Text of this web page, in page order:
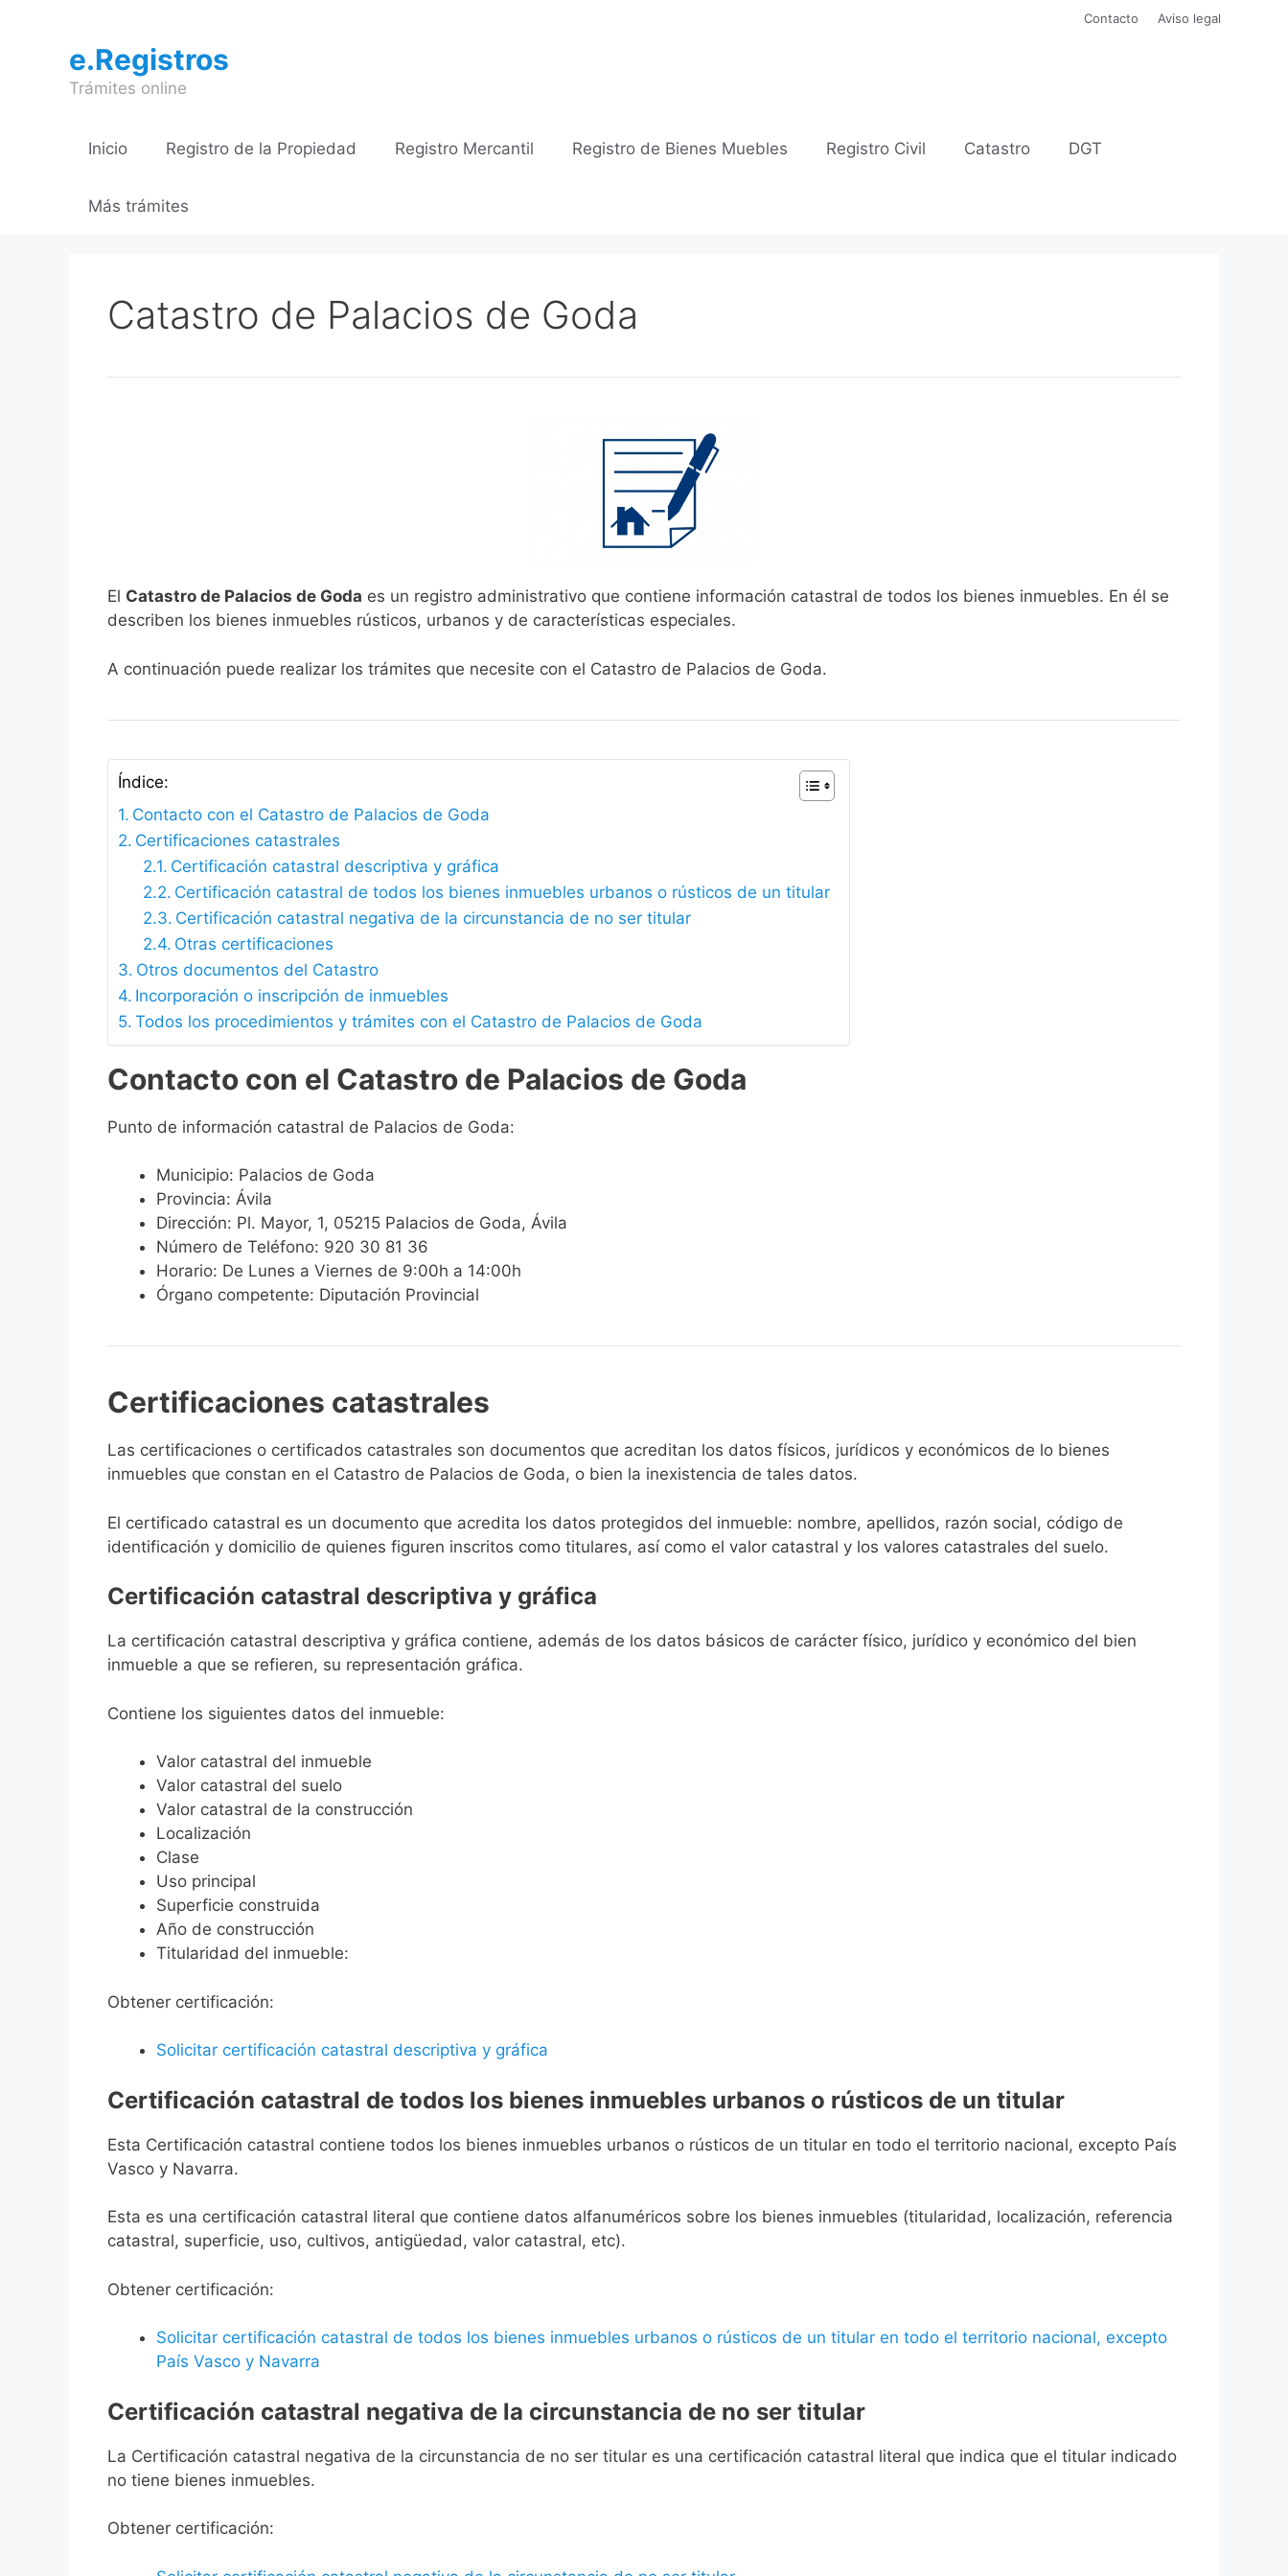
contenido
Contacto Aviso legal
e.Registros
Trámites online
Inicio Registro de la Propiedad Registro Mercantil Registro de Bienes Muebles Registro Civil Catastro DGT
Más trámites
Catastro de Palacios de Goda
El Catastro de Palacios de Goda es un registro administrativo que contiene información catastral de todos los bienes inmuebles. En él se
describen los bienes inmuebles rústicos, urbanos y de características especiales.
A continuación puede realizar los trámites que necesite con el Catastro de Palacios de Goda.
Índice:
Contacto con el Catastro de Palacios de Goda
Certificaciones catastrales
Certificación catastral descriptiva y gráfica
Certificación catastral de todos los bienes inmuebles urbanos o rústicos de un titular
Certificación catastral negativa de la circunstancia de no ser titular
Otras certificaciones
Otros documentos del Catastro
Incorporación o inscripción de inmuebles
Todos los procedimientos y trámites con el Catastro de Palacios de Goda
Contacto con el Catastro de Palacios de Goda
Punto de información catastral de Palacios de Goda:
Municipio: Palacios de Goda
Provincia: Ávila
Dirección: Pl. Mayor, 1, 05215 Palacios de Goda, Ávila
Número de Teléfono: 920 30 81 36
Horario: De Lunes a Viernes de 9:00h a 14:00h
Órgano competente: Diputación Provincial
Certificaciones catastrales
Las certificaciones o certificados catastrales son documentos que acreditan los datos físicos, jurídicos y económicos de lo bienes
inmuebles que constan en el Catastro de Palacios de Goda, o bien la inexistencia de tales datos.
El certificado catastral es un documento que acredita los datos protegidos del inmueble: nombre, apellidos, razón social, código de
identificación y domicilio de quienes figuren inscritos como titulares, así como el valor catastral y los valores catastrales del suelo.
Certificación catastral descriptiva y gráfica
La certificación catastral descriptiva y gráfica contiene, además de los datos básicos de carácter físico, jurídico y económico del bien
inmueble a que se refieren, su representación gráfica.
Contiene los siguientes datos del inmueble:
Valor catastral del inmueble
Valor catastral del suelo
Valor catastral de la construcción
Localización
Clase
Uso principal
Superficie construida
Año de construcción
Titularidad del inmueble:
Obtener certificación:
Solicitar certificación catastral descriptiva y gráfica
Certificación catastral de todos los bienes inmuebles urbanos o rústicos de un titular
Esta Certificación catastral contiene todos los bienes inmuebles urbanos o rústicos de un titular en todo el territorio nacional, excepto País
Vasco y Navarra.
Esta es una certificación catastral literal que contiene datos alfanuméricos sobre los bienes inmuebles (titularidad, localización, referencia
catastral, superficie, uso, cultivos, antigüedad, valor catastral, etc).
Obtener certificación:
Solicitar certificación catastral de todos los bienes inmuebles urbanos o rústicos de un titular en todo el territorio nacional, excepto
País Vasco y Navarra
Certificación catastral negativa de la circunstancia de no ser titular
La Certificación catastral negativa de la circunstancia de no ser titular es una certificación catastral literal que indica que el titular indicado
no tiene bienes inmuebles.
Obtener certificación: